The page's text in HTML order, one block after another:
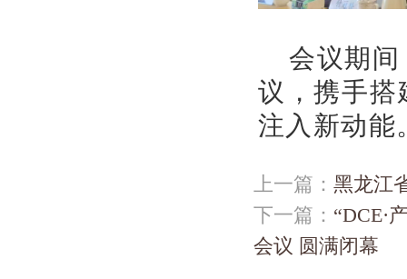
会议期间
议，携手搭
注入新动能
上一篇： 黑龙江
下一篇： “DCE·
会议 圆满闭幕